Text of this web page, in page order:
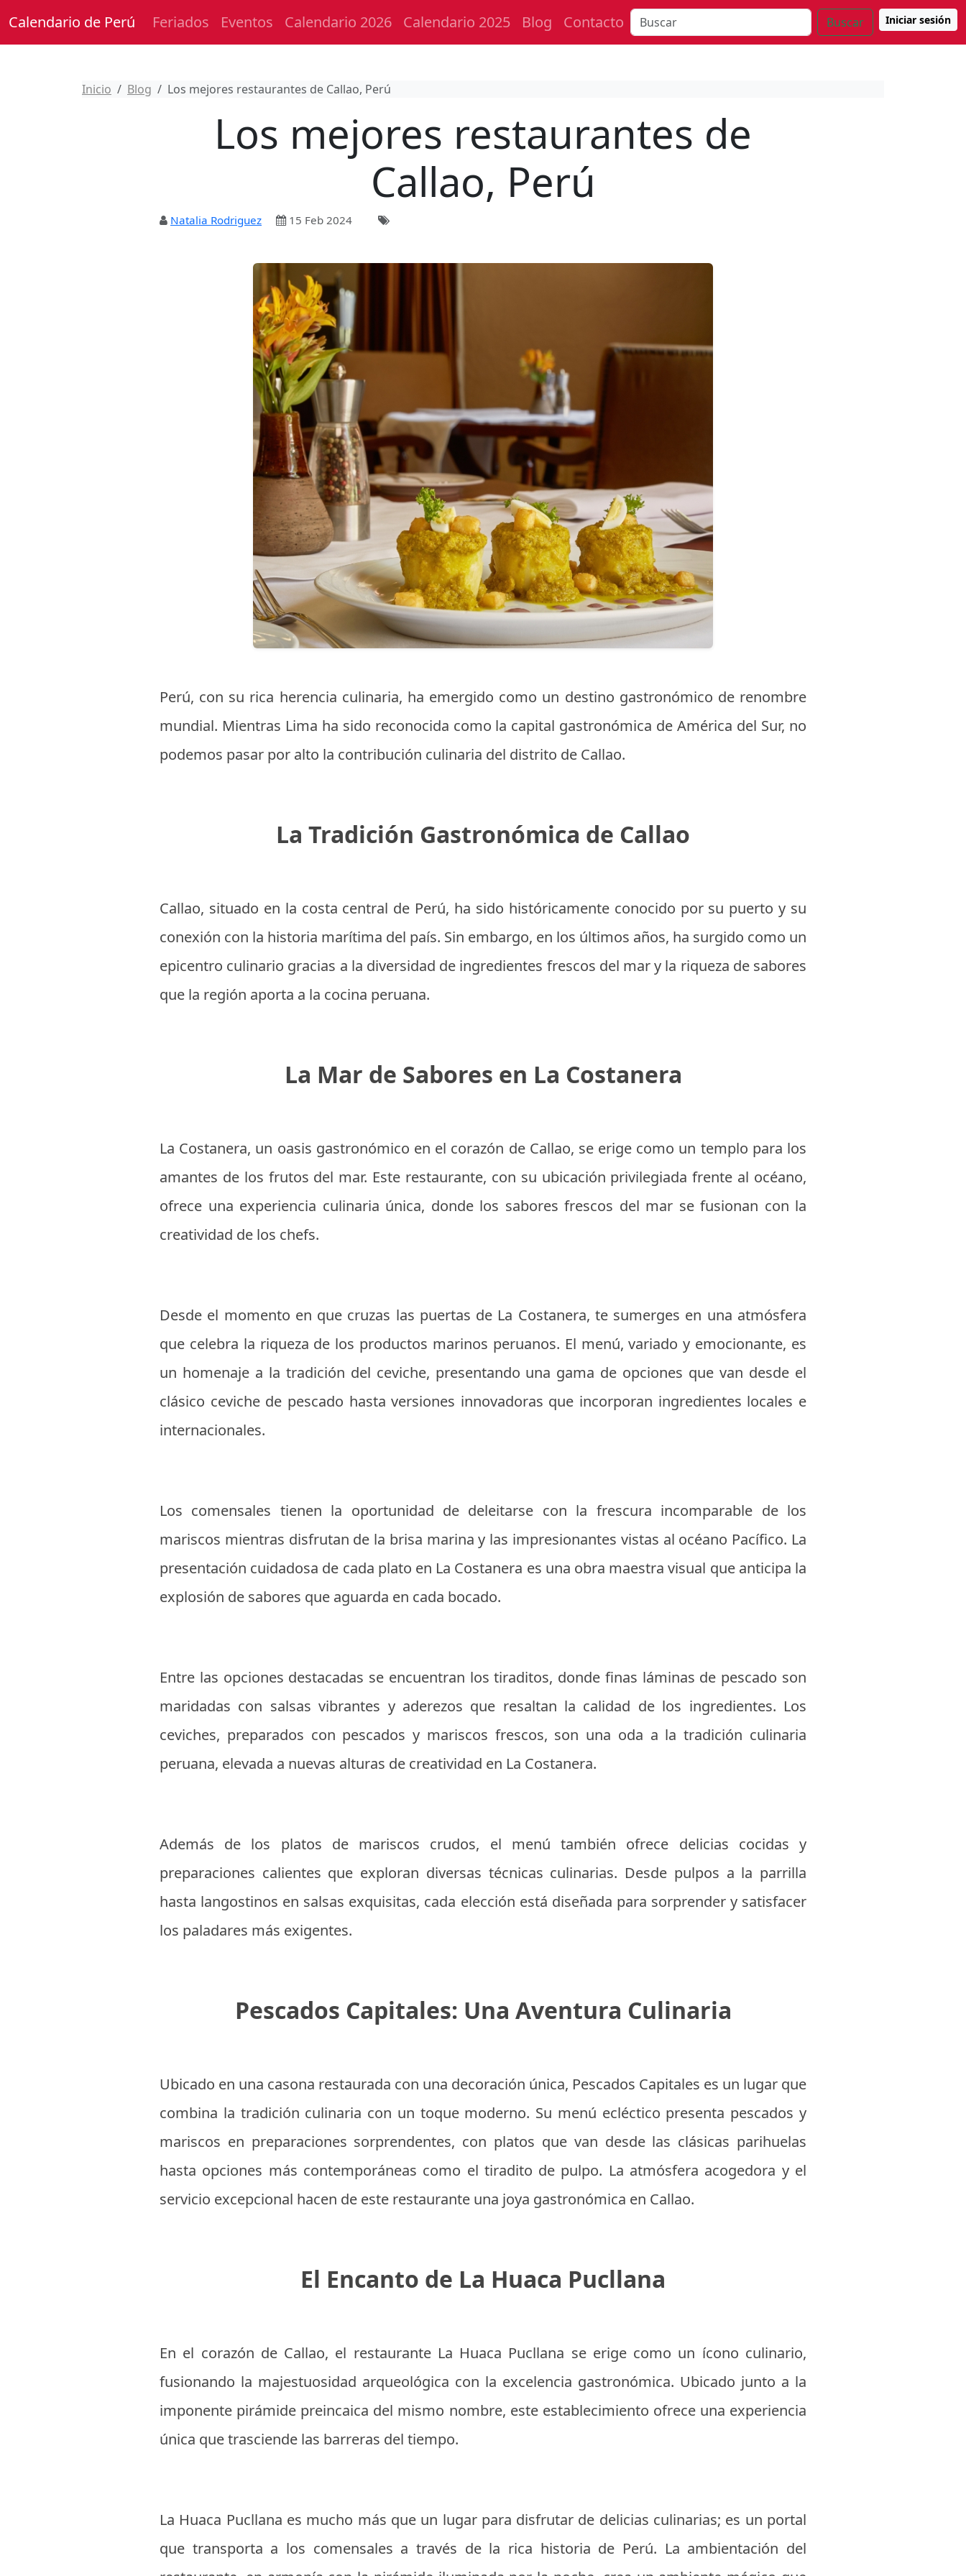
Calendario de Perú Feriados Eventos Calendario 2026 Calendario 2025 Blog Contacto Buscar Iniciar sesión
Inicio Blog Los mejores restaurantes de Callao, Perú
Los mejores restaurantes de
Callao, Perú
Natalia Rodriguez 15 Feb 2024
Perú, con su rica herencia culinaria, ha emergido como un destino gastronómico de renombre
mundial. Mientras Lima ha sido reconocida como la capital gastronómica de América del Sur, no
podemos pasar por alto la contribución culinaria del distrito de Callao.
La Tradición Gastronómica de Callao
Callao, situado en la costa central de Perú, ha sido históricamente conocido por su puerto y su
conexión con la historia marítima del país. Sin embargo, en los últimos años, ha surgido como un
epicentro culinario gracias a la diversidad de ingredientes frescos del mar y la riqueza de sabores
que la región aporta a la cocina peruana.
La Mar de Sabores en La Costanera
La Costanera, un oasis gastronómico en el corazón de Callao, se erige como un templo para los
amantes de los frutos del mar. Este restaurante, con su ubicación privilegiada frente al océano,
ofrece una experiencia culinaria única, donde los sabores frescos del mar se fusionan con la
creatividad de los chefs.
Desde el momento en que cruzas las puertas de La Costanera, te sumerges en una atmósfera
que celebra la riqueza de los productos marinos peruanos. El menú, variado y emocionante, es
un homenaje a la tradición del ceviche, presentando una gama de opciones que van desde el
clásico ceviche de pescado hasta versiones innovadoras que incorporan ingredientes locales e
internacionales.
Los comensales tienen la oportunidad de deleitarse con la frescura incomparable de los
mariscos mientras disfrutan de la brisa marina y las impresionantes vistas al océano Pacífico. La
presentación cuidadosa de cada plato en La Costanera es una obra maestra visual que anticipa la
explosión de sabores que aguarda en cada bocado.
Entre las opciones destacadas se encuentran los tiraditos, donde finas láminas de pescado son
maridadas con salsas vibrantes y aderezos que resaltan la calidad de los ingredientes. Los
ceviches, preparados con pescados y mariscos frescos, son una oda a la tradición culinaria
peruana, elevada a nuevas alturas de creatividad en La Costanera.
Además de los platos de mariscos crudos, el menú también ofrece delicias cocidas y
preparaciones calientes que exploran diversas técnicas culinarias. Desde pulpos a la parrilla
hasta langostinos en salsas exquisitas, cada elección está diseñada para sorprender y satisfacer
los paladares más exigentes.
Pescados Capitales: Una Aventura Culinaria
Ubicado en una casona restaurada con una decoración única, Pescados Capitales es un lugar que
combina la tradición culinaria con un toque moderno. Su menú ecléctico presenta pescados y
mariscos en preparaciones sorprendentes, con platos que van desde las clásicas parihuelas
hasta opciones más contemporáneas como el tiradito de pulpo. La atmósfera acogedora y el
servicio excepcional hacen de este restaurante una joya gastronómica en Callao.
El Encanto de La Huaca Pucllana
En el corazón de Callao, el restaurante La Huaca Pucllana se erige como un ícono culinario,
fusionando la majestuosidad arqueológica con la excelencia gastronómica. Ubicado junto a la
imponente pirámide preincaica del mismo nombre, este establecimiento ofrece una experiencia
única que trasciende las barreras del tiempo.
La Huaca Pucllana es mucho más que un lugar para disfrutar de delicias culinarias; es un portal
que transporta a los comensales a través de la rica historia de Perú. La ambientación del